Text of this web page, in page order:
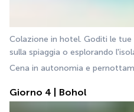
Colazione in hotel. Goditi le
sulla spiaggia o esplorando
Cena in autonomia e
Giorno 4 | Bohol